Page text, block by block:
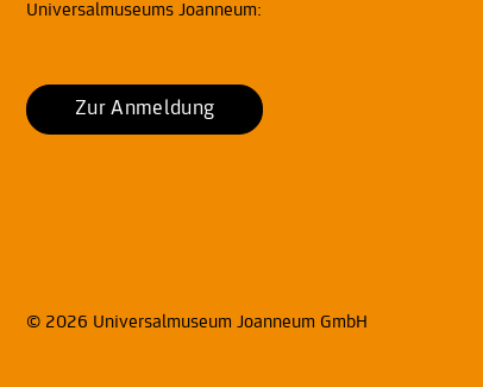
Universalmuseums Joanneum:
Zur Anmeldung
© 2026 Universalmuseum Joanneum GmbH